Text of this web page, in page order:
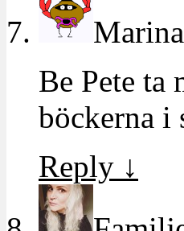
Marina
Be Pete ta
böckerna i
Reply ↓